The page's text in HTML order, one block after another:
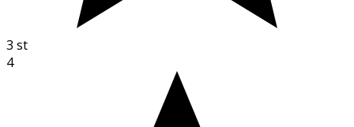
3 st
4